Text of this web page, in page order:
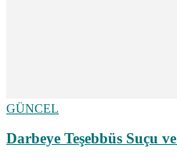
GÜNCEL
Darbeye Teşebbüs Suçu ve